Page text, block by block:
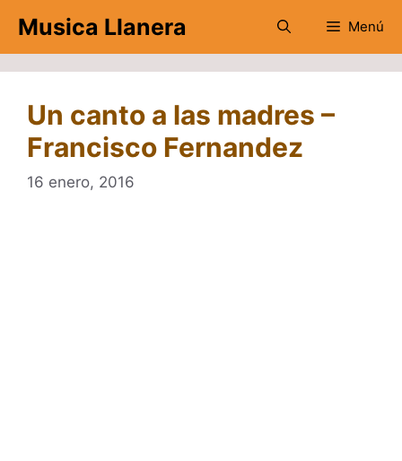
contenido
Musica Llanera Menú
Un canto a las madres –
Francisco Fernandez
16 enero, 2016